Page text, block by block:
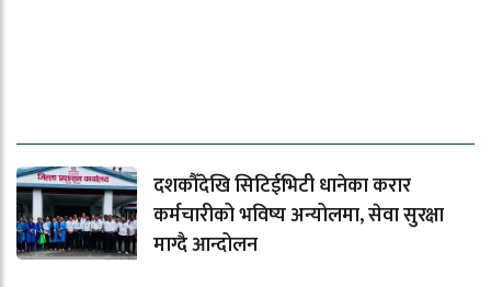
दशकौँदेखि सिटिईभिटी धानेका करार
कर्मचारीको भविष्य अन्योलमा, सेवा सुरक्षा
माग्दै आन्दोलन